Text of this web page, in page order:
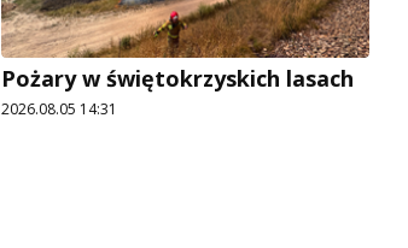
Pożary w świętokrzyskich lasach
2026.08.05 14:31